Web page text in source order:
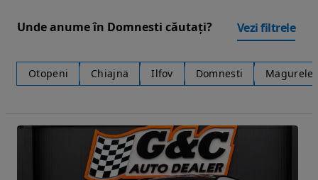
Unde anume în Domnesti căutați? Vezi filtrele
Otopeni Chiajna Ilfov Domnesti Magurele